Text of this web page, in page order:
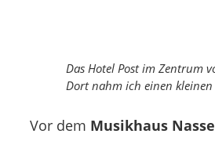
Das Hotel Post im Zentrum
Dort nahm ich einen kleinen
Vor dem Musikhaus